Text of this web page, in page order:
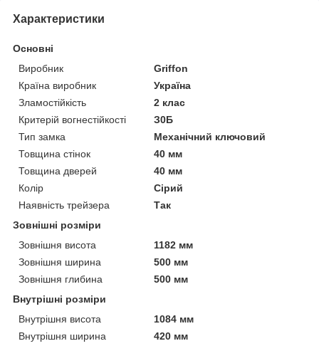
Характеристики
Основні
Виробник
Griffon
Країна виробник
Україна
Зламостійкість
2 клас
Критерій вогнестійкості
З0Б
Тип замка
Механічний ключовий
Товщина стінок
40 мм
Товщина дверей
40 мм
Колір
Сірий
Наявність трейзера
Так
Зовнішні розміри
Зовнішня висота
1182 мм
Зовнішня ширина
500 мм
Зовнішня глибина
500 мм
Внутрішні розміри
Внутрішня висота
1084 мм
Внутрішня ширина
420 мм